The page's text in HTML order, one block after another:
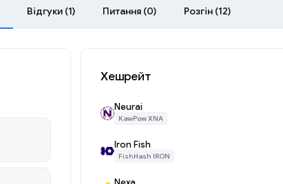
Відгуки (1) Питання (0) Розгін (12)
Хешрейт
Neurai
KawPow XNA
Iron Fish
FishHash IRON